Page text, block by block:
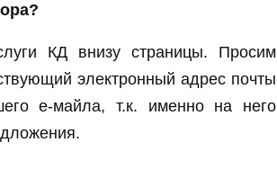
КД внизу страницы. Просим
электронный адрес почты
е-майла, т.к. именно на него